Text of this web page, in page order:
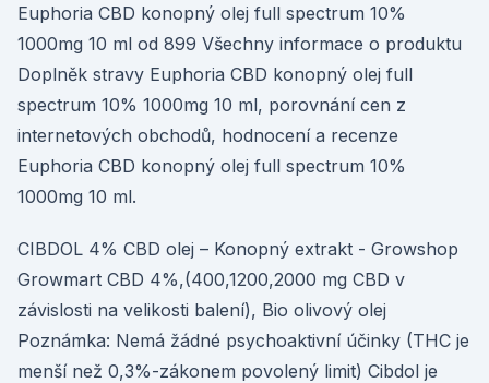
Euphoria CBD konopný olej full spectrum 10%
1000mg 10 ml od 899 Všechny informace o produktu
Doplněk stravy Euphoria CBD konopný olej full
spectrum 10% 1000mg 10 ml, porovnání cen z
internetových obchodů, hodnocení a recenze
Euphoria CBD konopný olej full spectrum 10%
1000mg 10 ml.
CIBDOL 4% CBD olej – Konopný extrakt - Growshop
Growmart CBD 4%,(400,1200,2000 mg CBD v
závislosti na velikosti balení), Bio olivový olej
Poznámka: Nemá žádné psychoaktivní účinky (THC je
menší než 0,3%-zákonem povolený limit) Cibdol je